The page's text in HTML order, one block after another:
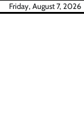
SkipFriday, August 7, 2026